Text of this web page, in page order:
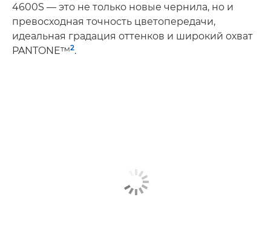
4600S — это не только новые чернила, но и
превосходная точность цветопередачи,
идеальная градация оттенков и широкий охват
PANTONE™2.